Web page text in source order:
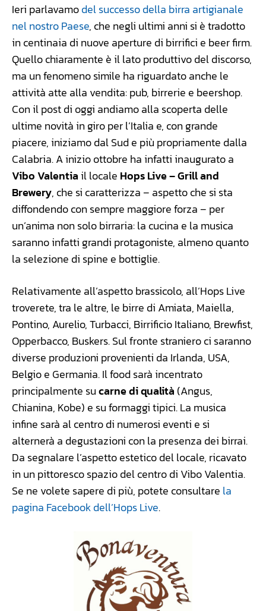
Ieri parlavamodel successo della birra artigianale
nel nostro Paese, che negli ultimi anni si è tradotto
in centinaia di nuove aperture di birrifici e beer firm.
Quello chiaramente è il lato produttivo del discorso,
ma un fenomeno simile ha riguardato anche le
attività atte alla vendita: pub, birrerie e beershop.
Con il post di oggi andiamo alla scoperta delle
ultime novità in giro per l’Italia e, con grande
piacere, iniziamo dal Sud e più propriamente dalla
Calabria. A inizio ottobre ha infatti inaugurato a
Vibo Valentia il locale Hops Live – Grill and
Brewery, che si caratterizza – aspetto che si sta
diffondendo con sempre maggiore forza – per
un’anima non solo birraria: la cucina e la musica
saranno infatti grandi protagoniste, almeno quanto
la selezione di spine e bottiglie.
Relativamente all’aspetto brassicolo, all’Hops Live
troverete, tra le altre, le birre di Amiata, Maiella,
Pontino, Aurelio, Turbacci, Birrificio Italiano, Brewfist,
Opperbacco, Buskers. Sul fronte straniero ci saranno
diverse produzioni provenienti da Irlanda, USA,
Belgio e Germania. Il food sarà incentrato
principalmente sucarne di qualità (Angus,
Chianina, Kobe) e su formaggi tipici. La musica
infine sarà al centro di numerosi eventi e si
alternerà a degustazioni con la presenza dei birrai.
Da segnalare l’aspetto estetico del locale, ricavato
in un pittoresco spazio del centro di Vibo Valentia.
Se ne volete sapere di più, potete consultare la
pagina Facebook dell’Hops Live.